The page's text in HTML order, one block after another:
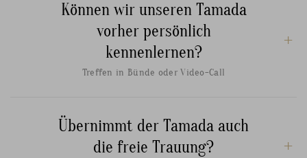
Können wir unseren Tamada
vorher persönlich
kennenlernen?
Treffen in Bünde oder Video-Call
Übernimmt der Tamada auch
die freie Trauung?